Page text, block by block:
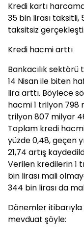
Kredi kartı
35 bin lirası taksitli,
taksitsiz gerçekleşti.
Kredi hacmi arttı
Bankacılık
14 Nisan ile biten
lira arttı. Böylece
hacmi 1 trilyon 798
trilyon 807 milyar
Toplam kredi
yüzde 0,48, geçen
21,74 artış
Verilen kredilerin 1
bin lirası mali
344 bin lirası da
Dönemler
mevduat şöyle: